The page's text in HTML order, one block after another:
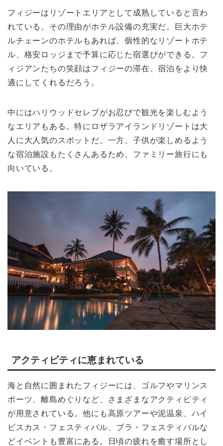
フィジーはリゾートエリアとして成熟していると言わ
れている。その理由がホテル設備の充実だ。巨大ホテ
ルチェーンのホテルもあれば、個性的なリゾートホテ
ル、格安ロッジまで予算に応じた宿選びができる。フ
ィジアンたちの笑顔はフィジーの滞在、宿泊をより快
適にしてくれるだろう。
中にはハリウッドセレブがお忍びで観光を楽しむよう
なエリアもある。特にロザラアイランドリゾートは大
人に大人気のスポットだ。一方、子供が楽しめるよう
な宿泊施設もたくさんあるため、ファミリー旅行にも
向いている。
アクティビティに恵まれている
海と自然に囲まれたフィジーには、ゴルフやマリンス
ポーツ、離島めぐりなど、さまざまなアクティビティ
が用意されている。他にも高原ツアーや泥温泉、ハイ
ビスカス・フェスティバル、ブラ・フェスティバルな
どイベントも豊富にある。日頃の疲れを癒す場所とし